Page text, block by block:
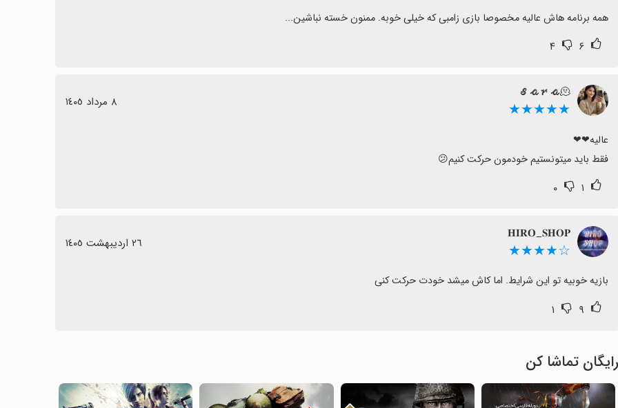
همه برنامه هاش عالیه مخصوصا بازی زامبی که خیلی خوبه. ممنون خسته نباشین...
۶ ۴
𝓢𝓪𝓻𝓪🫠
★★★★★ ٨ مرداد ١٤٠٥
فقط باید میتونستیم خودمون حرکت کنیم😕
۱ ۰
𝐇𝐈𝐑𝐎_𝐒𝐇𝐎𝐏
☆★★★★ ٢٦ اردیبهشت ١٤٠٥
بازیه خوبیه تو این شرایط. اما کاش میشد خودت حرکت کنی
۹ ۱
رایگان تماشا کن